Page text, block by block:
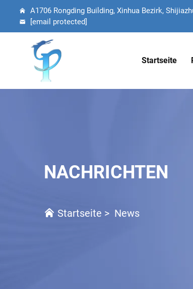
A1706 Rongding Building, Xinhua Bezirk,
[email protected]
Startseite
NACHRICHTEN
Startseite > News